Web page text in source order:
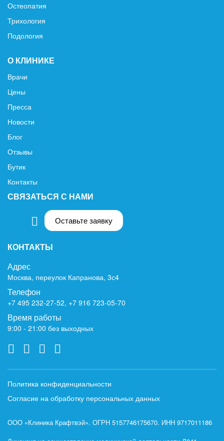
Остеопатия
Трихология
Подология
О КЛИНИКЕ
Врачи
Цены
Пресса
Новости
Блог
Отзывы
Бутик
Контакты
СВЯЗАТЬСЯ С НАМИ
Оставьте заявку
КОНТАКТЫ
Адрес
Москва, переулок Капранова, 3с4
Телефон
+7 495 232-27-52, +7 916 723-05-70
Время работы
9:00 - 21:00 без выходных
Политика конфиденциальности
Согласие на обработку персональных данных
ООО «Клиника Крафтвэй». ОГРН 5157746175670. ИНН 9717011186